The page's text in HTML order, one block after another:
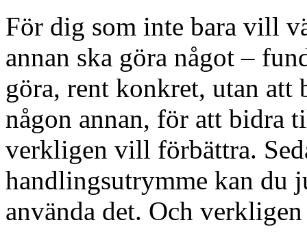
För dig som inte bara vill
annan ska göra något –
göra, rent konkret, utan att
någon annan, för att bidra
verkligen vill förbättra.
handlingsutrymme kan du
använda det. Och